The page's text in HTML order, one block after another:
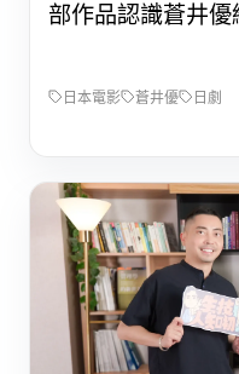
部作品認識蒼井
日本電影 蒼井優 日劇